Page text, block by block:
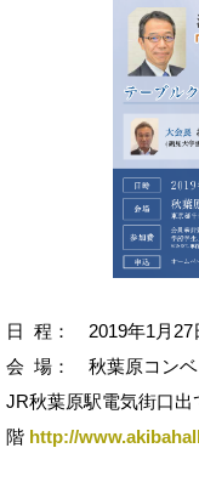
日 程： 2019年1月27
会 場： 秋葉原コン
JR秋葉原駅電気街口出
階 http://